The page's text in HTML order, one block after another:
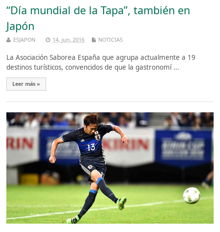
“Día mundial de la Tapa”, también en
Japón
ESJAPON 14, jun, 2016 NOTICIAS
La Asociación Saborea España que agrupa actualmente a 19
destinos turísticos, convencidos de que la gastronomí ...
Leer más »